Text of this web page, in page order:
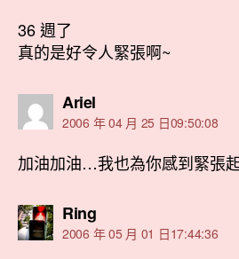
36 週了
真的是好令人緊張啊~
Ariel表
示:
2006 年 04 月 25 日09:50:08
加油加油…我也為你感到緊張
Ring表
示:
2006 年 05 月 01 日17:44:36